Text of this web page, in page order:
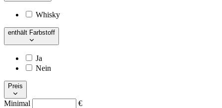
Whisky
enthält Farbstoff
Ja
Nein
Preis
Minimal
€